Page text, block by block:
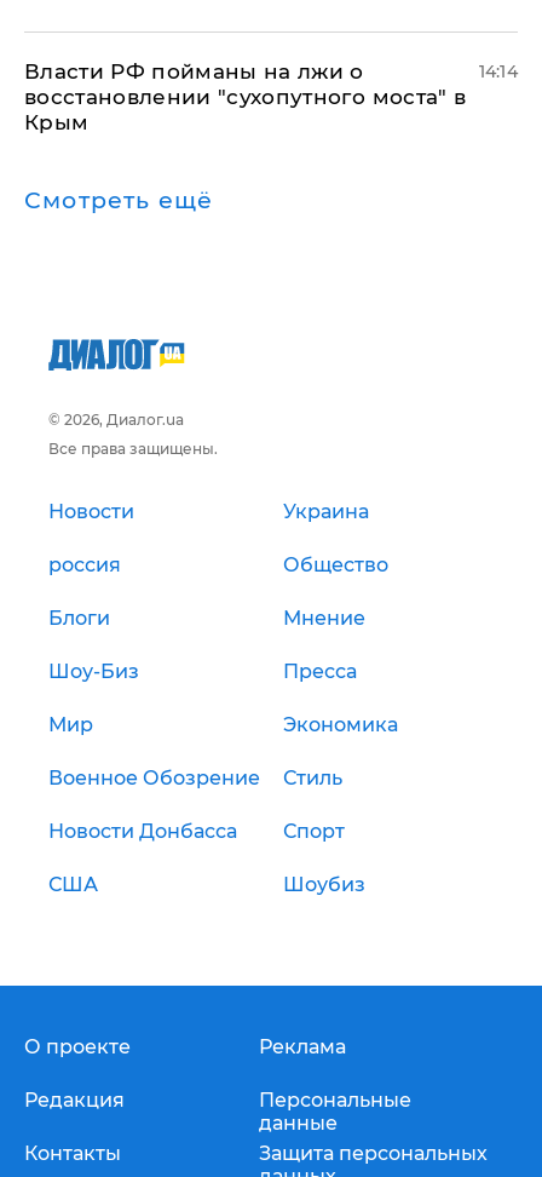
Власти РФ пойманы на лжи о
восстановлении "сухопутного моста" в
Крым
14:14
Смотреть ещё
© 2026, Диалог.ua
Все права защищены.
Новости Украина
россия Общество
Блоги Мнение
Шоу-Биз Пресса
Мир Экономика
Военное Обозрение Стиль
Новости Донбасса Спорт
США Шоубиз
О проекте
Редакция
Контакты
Реклама
Персональные
данные
Защита персональных